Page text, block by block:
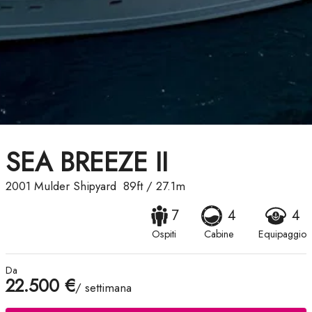
SEA BREEZE II
2001 Mulder Shipyard 89ft/ 27.1m
7
Ospiti
4
Cabine
4
Equipaggio
Da
22.500 €/ settimana